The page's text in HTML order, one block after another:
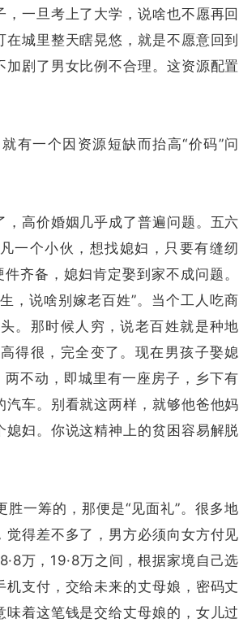
一旦考上了大学，说啥也不愿再回
城里整天瞎晃悠，就是不愿意回到
剧了男女比例不合理。这资源配置
有一个因资源短缺而抬高“价码”问
高价婚姻几乎成了普遍问题。五六
一个小伙，想找媳妇，只要有缝纫
齐备，媳妇肯定娶到家不成问题。
，说啥别嫁老百姓”。当个工人吃商
。那时候人穷，说老百姓就是种地
得很，完全变了。现在男孩子娶媳
不动，即城里有一座房子，乡下有
车。别看就这两样，就够他爸他妈
妇。你说这精神上的贫困容易解脱
一筹的，那便是“见面礼”。很多地
得差不多了，男方必须向女方付见
万，19·8万之间，根据家境自己选
支付，交给未来的丈母娘，密码丈
着这笔钱是交给丈母娘的，女儿过